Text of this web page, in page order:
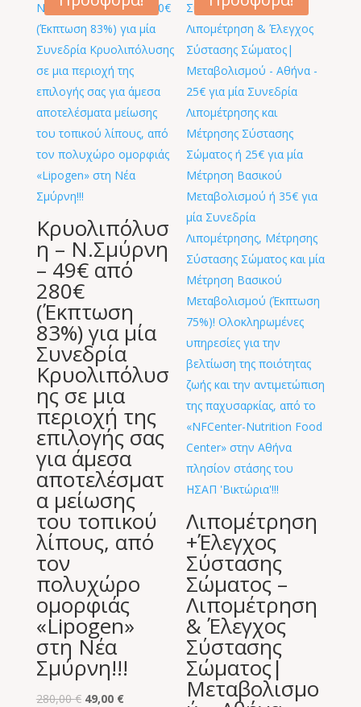
16,00 €.
29,00 €.
Κρυολιπόλυσ
η – Ν.Σμύρνη
– 49€ από
280€
(Έκπτωση
83%) για μία
Συνεδρία
Κρυολιπόλυσ
ης σε μια
περιοχή της
επιλογής σας
για άμεσα
αποτελέσματ
α μείωσης
του τοπικού
λίπους, από
τον
πολυχώρο
ομορφιάς
«Lipogen»
στη Νέα
Σμύρνη!!!
280,00€ Original
49,00 €Η
Λιπομέτρηση
+Έλεγχος
Σύστασης
Σώματος –
Λιπομέτρηση
& Έλεγχος
Σύστασης
Σώματος|
Μεταβολισμο